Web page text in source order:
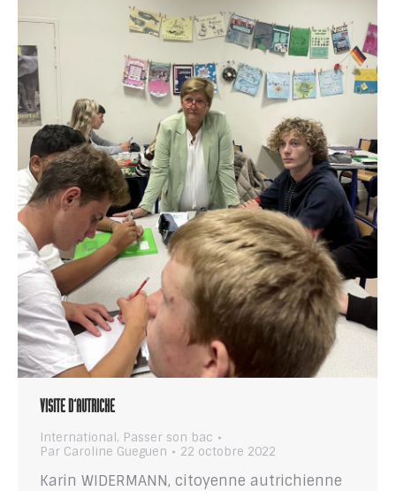
VISITE D’AUTRICHE
International, Passer son bac
Par Caroline Gueguen 22 octobre 2022
Karin WIDERMANN, citoyenne autrichienne